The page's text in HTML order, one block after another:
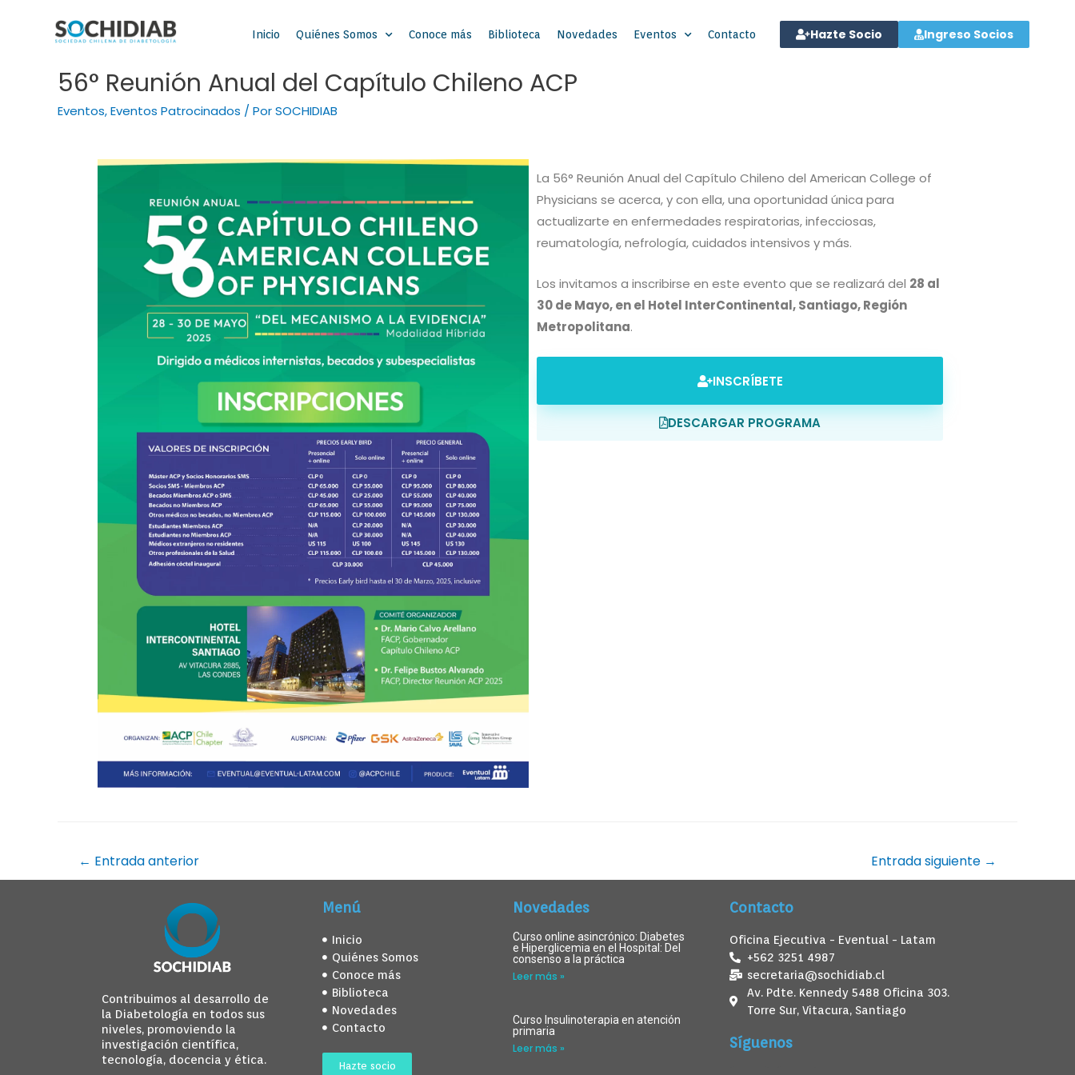
Inicio Quiénes Somos Conoce más Biblioteca Novedades Eventos Contacto Hazte Socio Ingreso Socios
56° Reunión Anual del Capítulo Chileno ACP
Eventos,Eventos Patrocinados / PorSOCHIDIAB
La 56° Reunión Anual del Capítulo Chileno del American College of
Physicians se acerca, y con ella, una oportunidad única para
actualizarte en enfermedades respiratorias, infecciosas,
reumatología, nefrología, cuidados intensivos y más.
Los invitamos a inscribirse en este evento que se realizará del 28 al
30 de Mayo, en el Hotel InterContinental, Santiago, Región
Metropolitana.
INSCRÍBETE
DESCARGAR PROGRAMA
← Entrada anterior Entrada siguiente →
Contribuimos al desarrollo de
la Diabetología en todos sus
niveles, promoviendo la
investigación científica,
tecnología, docencia y ética.
Menú
Inicio
Quiénes Somos
Conoce más
Biblioteca
Novedades
Contacto
Hazte socio
Novedades
Curso online asincrónico: Diabetes
e Hiperglicemia en el Hospital: Del
consenso a la práctica
Leer más »
Curso Insulinoterapia en atención
primaria
Leer más »
Contacto
Oficina Ejecutiva - Eventual - Latam
+562 3251 4987
secretaria@sochidiab.cl
Av. Pdte. Kennedy 5488 Oficina 303.
Torre Sur, Vitacura, Santiago
Síguenos